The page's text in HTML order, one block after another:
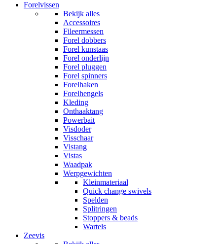
Forelvissen
Bekijk alles
Accessoires
Fileermessen
Forel dobbers
Forel kunstaas
Forel onderlijn
Forel pluggen
Forel spinners
Forelhaken
Forelhengels
Kleding
Onthaaktang
Powerbait
Visdoder
Visschaar
Vistang
Vistas
Waadpak
Werpgewichten
Kleinmateriaal
Quick change swivels
Spelden
Splitringen
Stoppers & beads
Wartels
Zeevis